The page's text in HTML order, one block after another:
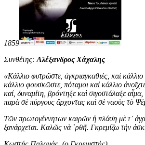
1859
Συνθέτης: Αλέξανδρος Χάχαλης
«Κάλλιο φυτρῶστε, ἀγκριαγκαθιές, καὶ κάλλιο
κάλλιο φουσκῶστε, πόταμοι καὶ κάλλιο
καί, δυναμίτη, βρόντηξε καὶ σιγοστάλαξε αἷμα,
παρὰ σὲ πύργους ἄρχοντας καὶ σὲ ναοὺς τὸ
Τῶν πρωτογέννητων καιρῶν ἡ πλάση μὲ τ᾿
ξανάρχεται. Καλῶς νὰ ῾ρθῆ. Γκρεμίζω τὴν